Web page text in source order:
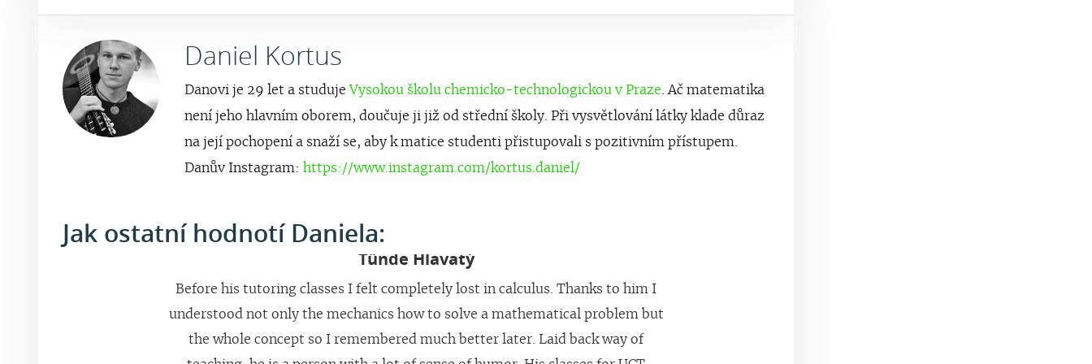
Daniel Kortus
Danovi je 29 let a studuje Vysokou školu chemicko-technologickou v Praze . Ač matematika
není jeho hlavním oborem, doučuje ji již od střední školy. Při vysvětlování látky klade důraz
na její pochopení a snaží se, aby k matice studenti přistupovali s pozitivním přístupem.
Danův Instagram: https://www.instagram.com/kortus.daniel/
Jak ostatní hodnotí Daniela:
Aneta Krýchová